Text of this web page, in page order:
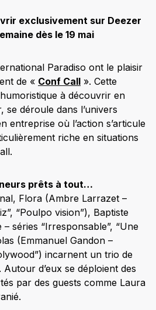
exclusivement sur Deezer
dès le 19 mai
Paradiso ont le plaisir
de « Conf Call ». Cette
à découvrir en
se déroule dans l’univers
entreprise où l’action s’articule
riche en situations
prêts à tout…
Flora (Ambre Larrazet –
“Poulpo vision”), Baptiste
– séries “Irresponsable”, “Une
(Emmanuel Gandon –
incarnent un trio de
d’eux se déploient des
par des guests comme Laura